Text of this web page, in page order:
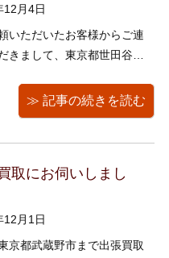
12月4日
いただいたお客様からご連
きまして、東京都世田谷区
ンやフィンガーボール)、カト
ト、錫の急須、硯箱セッ
写真には載せきれませんで
≫ 記事の続きを読む
取にお伺いしまし
12月1日
京都武蔵野市まで出張買取